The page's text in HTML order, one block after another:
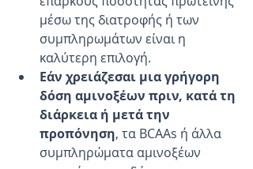
μέσω της διατροφής ή των
συμπληρωμάτων είναι η
καλύτερη επιλογή.
Εάν χρειάζεσαι μια γρήγορη
δόση αμινοξέων πριν, κατά τη
διάρκεια ή μετά την
προπόνηση, τα BCAAs ή άλλα
συμπληρώματα αμινοξέων